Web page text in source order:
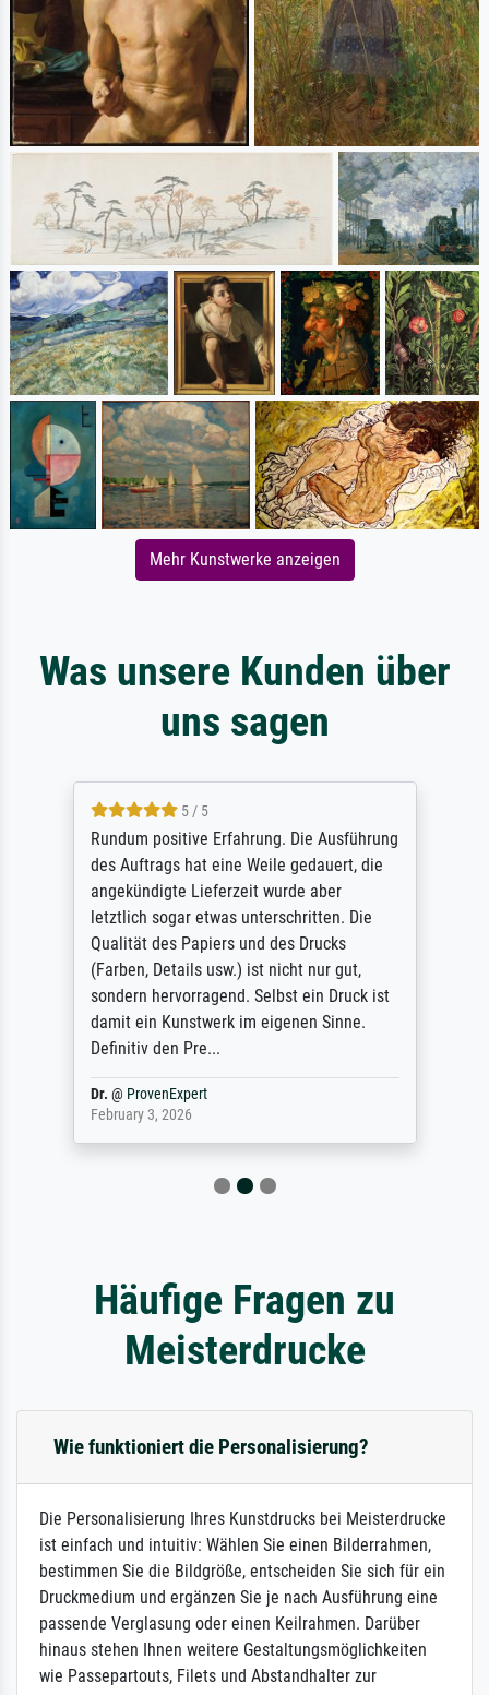
Mehr Kunstwerke anzeigen
Was unsere Kunden über
uns sagen
5 / 5
Rundum positive Erfahrung. Die Ausführung
des Auftrags hat eine Weile gedauert, die
angekündigte Lieferzeit wurde aber
letztlich sogar etwas unterschritten. Die
Qualität des Papiers und des Drucks
(Farben, Details usw.) ist nicht nur gut,
sondern hervorragend. Selbst ein Druck ist
damit ein Kunstwerk im eigenen Sinne.
Definitiv den Pre...
Dr. @ ProvenExpert
February 3, 2026
Häufige Fragen zu
Meisterdrucke
Wie funktioniert die Personalisierung?
Die Personalisierung Ihres Kunstdrucks bei Meisterdrucke
ist einfach und intuitiv: Wählen Sie einen Bilderrahmen,
bestimmen Sie die Bildgröße, entscheiden Sie sich für ein
Druckmedium und ergänzen Sie je nach Ausführung eine
passende Verglasung oder einen Keilrahmen. Darüber
hinaus stehen Ihnen weitere Gestaltungsmöglichkeiten
wie Passepartouts, Filets und Abstandhalter zur